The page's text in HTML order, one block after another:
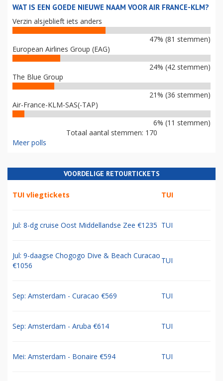
WAT IS EEN GOEDE NIEUWE NAAM VOOR AIR FRANCE-KLM?
Verzin alsjeblieft iets anders
47% (81 stemmen)
European Airlines Group (EAG)
24% (42 stemmen)
The Blue Group
21% (36 stemmen)
Air-France-KLM-SAS(-TAP)
6% (11 stemmen)
Totaal aantal stemmen: 170
Meer polls
VOORDELIGE RETOURTICKETS
TUI vliegtickets TUI
Jul: 8-dg cruise Oost Middellandse Zee €1235 TUI
Jul: 9-daagse Chogogo Dive & Beach Curacao
€1056
TUI
Sep: Amsterdam - Curacao €569 TUI
Sep: Amsterdam - Aruba €614 TUI
Mei: Amsterdam - Bonaire €594 TUI